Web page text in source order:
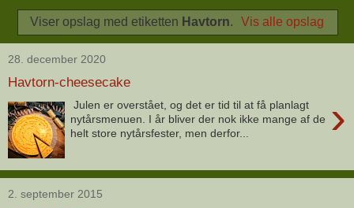
Viser opslag med etiketten Havtorn. Vis alle opslag
28. december 2020
Havtorn-cheesecake
›
Julen er overstået, og det er tid til at få planlagt
nytårsmenuen. I år bliver der nok ikke mange af de
helt store nytårsfester, men derfor...
2. september 2015